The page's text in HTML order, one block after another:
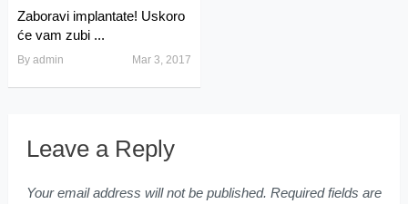
Zaboravi implantate! Uskoro
će vam zubi ...
By admin Mar 3, 2017
Leave a Reply
Your email address will not be published. Required fields are